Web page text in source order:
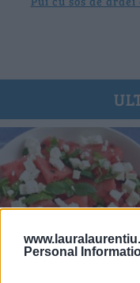
Personal